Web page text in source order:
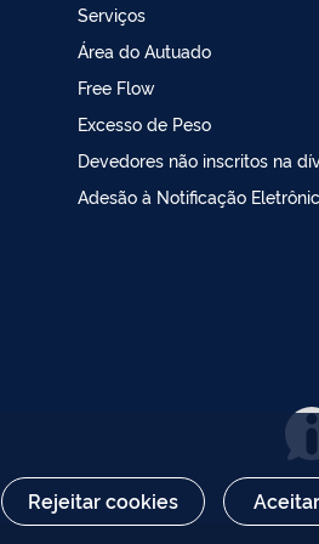
Serviços
Área do Autuado
Free Flow
Excesso de Peso
Devedores não inscritos na
Adesão à Notificação
Rejeitar cookies